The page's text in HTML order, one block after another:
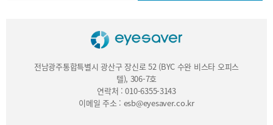
보관되지 못하였거나 삭제된 경우, 전송되지 못한 경우 및 기타 통신
② 당 사이트가 정상적인 서비스 제공의 어려움으로 인하여 일시적으
이 기간동안 회원이 고지내용을 인지하지 못한데 대하여 당 사이트
또한 위 서비스 중지에 의하여 본 서비스에 보관되거나 전송된 메시
전송되지 못한 경우 및 기타 통신 데이터의 손실이 있을 경우에 대하
③ 당 사이트의 사정으로 서비스를 영구적으로 중단하여야 할 경우
④ 당 사이트는 사전 고지 후 서비스를 일시적으로 수정, 변경 및 중
전남광주통합특별시 광산구 장신로 52 (BYC 수완 비스타 오피스
텔), 306-7호
연락처 : 010-6355-3143
이메일 주소 : esb@eyesaver.co.kr